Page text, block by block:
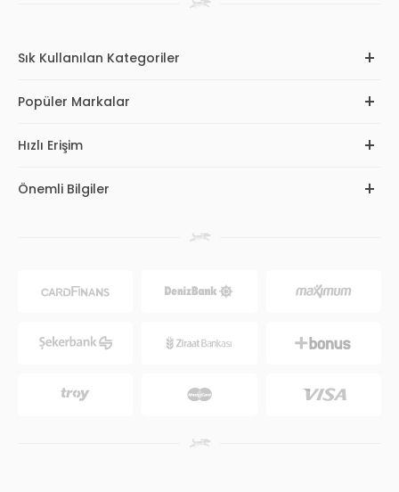
Sık Kullanılan Kategoriler
Popüler Markalar
Hızlı Erişim
Önemli Bilgiler